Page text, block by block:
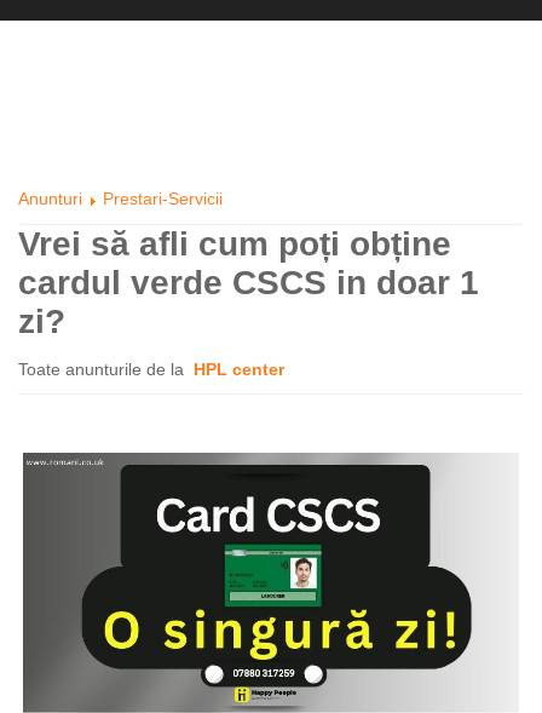
Anunturi Prestari-Servicii
Vrei să afli cum poți obține
cardul verde CSCS in doar 1
zi?
Toate anunturile de la HPL center